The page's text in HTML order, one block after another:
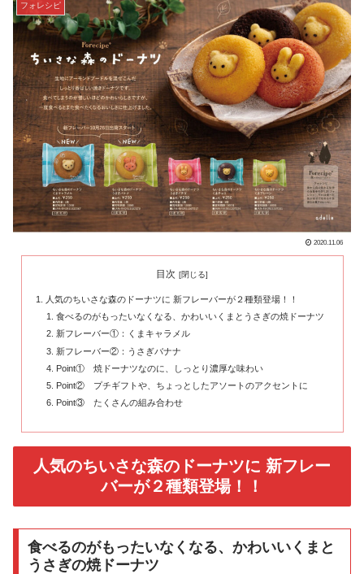
フォレシピ
2020.11.06
目次
人気のちいさな森のドーナツに 新フレーバーが２種類登場！！
食べるのがもったいなくなる、かわいいくまとうさぎの焼ドーナツ
新フレーバー①：くまキャラメル
新フレーバー②：うさぎバナナ
Point① 焼ドーナツなのに、しっとり濃厚な味わい
Point② プチギフトや、ちょっとしたアソートのアクセントに
Point③ たくさんの組み合わせ
人気のちいさな森のドーナツに 新フレー
バーが２種類登場！！
食べるのがもったいなくなる、かわいいくまと
うさぎの焼ドーナツ